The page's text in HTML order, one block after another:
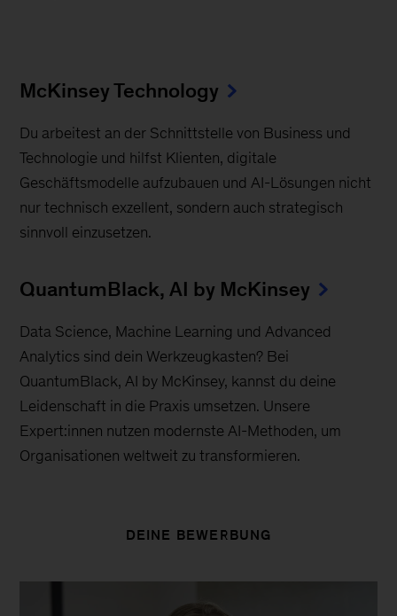
McKinsey Technology
Du arbeitest an der Schnittstelle von Business und
Technologie und hilfst Klienten, digitale
Geschäftsmodelle aufzubauen und AI-Lösungen nicht
nur technisch exzellent, sondern auch strategisch
sinnvoll einzusetzen.
QuantumBlack, AI by McKinsey
Data Science, Machine Learning und Advanced
Analytics sind dein Werkzeugkasten? Bei
QuantumBlack, AI by McKinsey, kannst du deine
Leidenschaft in die Praxis umsetzen. Unsere
Expert:innen nutzen modernste AI-Methoden, um
Organisationen weltweit zu transformieren.
DEINE BEWERBUNG